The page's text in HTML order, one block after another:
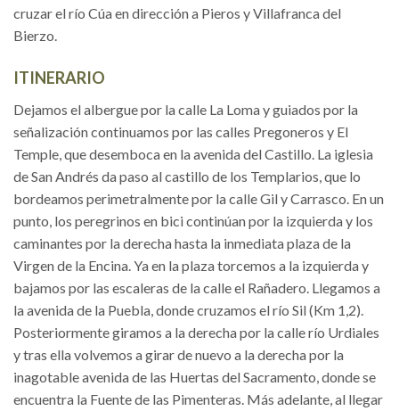
cruzar el río Cúa en dirección a Pieros y Villafranca del
Bierzo.
ITINERARIO
Dejamos el albergue por la calle La Loma y guiados por la
señalización continuamos por las calles Pregoneros y El
Temple, que desemboca en la avenida del Castillo. La iglesia
de San Andrés da paso al castillo de los Templarios, que lo
bordeamos perimetralmente por la calle Gil y Carrasco. En un
punto, los peregrinos en bici continúan por la izquierda y los
caminantes por la derecha hasta la inmediata plaza de la
Virgen de la Encina. Ya en la plaza torcemos a la izquierda y
bajamos por las escaleras de la calle el Rañadero. Llegamos a
la avenida de la Puebla, donde cruzamos el río Sil (Km 1,2).
Posteriormente giramos a la derecha por la calle río Urdiales
y tras ella volvemos a girar de nuevo a la derecha por la
inagotable avenida de las Huertas del Sacramento, donde se
encuentra la Fuente de las Pimenteras. Más adelante, al llegar